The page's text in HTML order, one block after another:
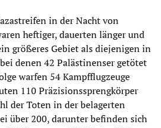
in der Nacht von
heftiger, dauerten länger und
größeres Gebiet als diejenigen in
denen 42 Palästinenser getötet
warfen 54 Kampfflugzeuge
110 Präzisionssprengkörper
der Toten in der belagerten
über 200, darunter befinden sich